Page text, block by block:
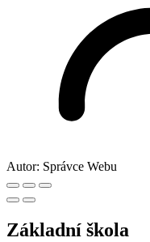
Autor: Správce Webu
Základní škola